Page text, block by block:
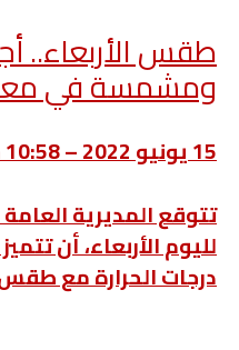
طقس الأربعاء..
ومشمسة في
15 يونيو 2022 – 10:58 ص
تتوقع المديرية العامة
لليوم الأربعاء، أن
درجات الحرارة مع طقس